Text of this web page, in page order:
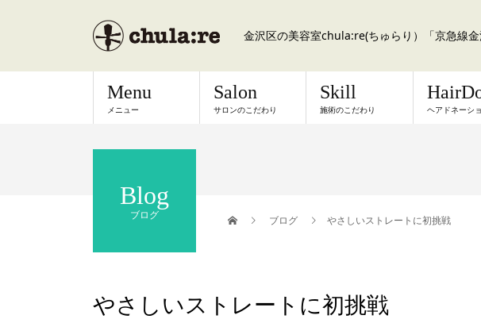
金沢区の美容室chula:re(ちゅらり）「京急線金
Menu
メニュー
Salon
サロンのこだわり
Skill
施術のこだわり ヘアドネーシ
Blog
ブログ ブログ やさしいストレートに初挑戦
やさしいストレートに初挑戦